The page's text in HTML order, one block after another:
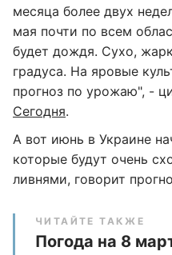
месяца более двух
мая почти по всем
будет дождя. Сухо,
градуса. На яровые
прогноз по урожаю", -
Сегодня.
А вот июнь в Украине
которые будут очень
ливнями, говорит
ЧИТАЙТЕ ТАКЖЕ
Погода на 8